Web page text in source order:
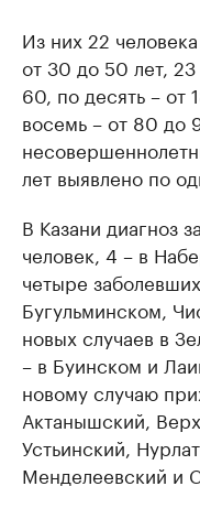
Из них 22
от 30 до 50 лет,
60, по десять – от
восемь – от 80 до
лет выявлено по
В Казани диагноз
человек, 4 – в
четыре
Бугульминском,
новых случаев в
– в Буинском и
новому случаю
Актанышский,
Устьинский,
Менделеевский и